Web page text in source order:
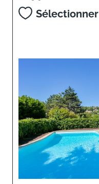
Sélectionner